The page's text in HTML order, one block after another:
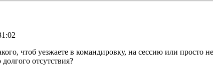
чтоб уезжаете в командировку, на сессию или
отсутствия?